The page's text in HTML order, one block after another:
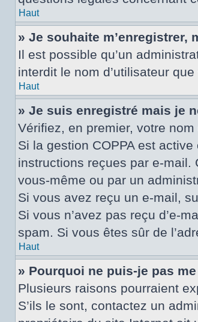
Haut
» Je souhaite m’enregistrer,
Il est possible qu’un
interdit le nom d’utilisateur
Haut
» Je suis enregistré mais je
Vérifiez, en premier, votre
Si la gestion COPPA est
instructions reçues par e-
vous-même ou par un
Si vous avez reçu un e-mail,
Si vous n’avez pas reçu d’e-
spam. Si vous êtes sûr de
Haut
» Pourquoi ne puis-je pas
Plusieurs raisons pourraient
S’ils le sont, contactez un